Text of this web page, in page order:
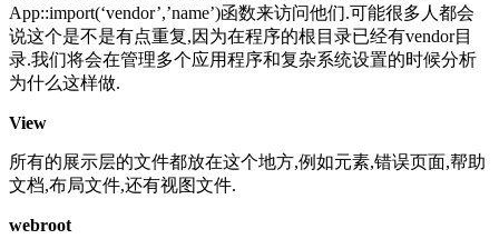
App::import(‘vendor’,’name’)函数来访问他们.可能很多人都会
说这个是不是有点重复,因为在程序的根目录已经有vendor目
录.我们将会在管理多个应用程序和复杂系统设置的时候分析
为什么这样做.
View
所有的展示层的文件都放在这个地方,例如元素,错误页面,帮助
文档,布局文件,还有视图文件.
webroot